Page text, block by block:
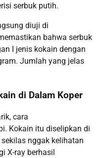
serbuk putih.
diuji di
bahwa serbuk
I jenis kokain dengan
Jumlah yang jelas
di Dalam Koper
cara
Kokain itu diselipkan di
nggak kelihatan
X-ray berhasil